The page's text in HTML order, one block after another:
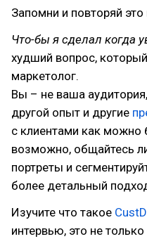
Запомни и повторяй это
Что-бы я сделал когда
худший вопрос,
маркетолог.
Вы – не ваша
другой опыт и другие
с клиентами как можно
возможно, общайтесь
портреты и
более детальный
Изучите что такое
интервью, это не